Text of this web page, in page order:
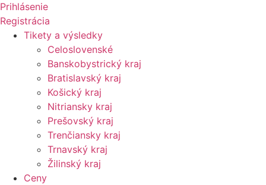
Prihlásenie
Registrácia
Tikety a výsledky
Celoslovenské
Banskobystrický kraj
Bratislavský kraj
Košický kraj
Nitriansky kraj
Prešovský kraj
Trenčiansky kraj
Trnavský kraj
Žilinský kraj
Ceny